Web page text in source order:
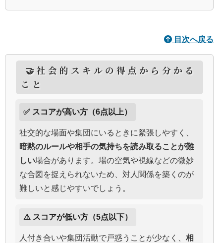
目次へ戻る
🤝社会的スキルの得点から分かる
こと
✅ スコアが高い方（6点以上）
社交的な場面や集団にいるときに緊張しやすく、
暗黙のルールや相手の気持ちを読み取ることが難
しい場合があります。場の空気や視線などの微妙
な合図を捉えられないため、対人関係を築くのが
難しいと感じやすいでしょう。
⚠️ スコアが低い方（5点以下）
人付き合いや集団活動で戸惑うことが少なく、 相